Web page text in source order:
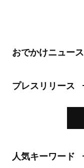
おでかけニュース
プレスリリース
人気キーワード